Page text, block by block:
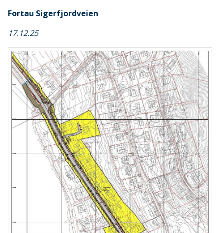
Fortau Sigerfjordveien
17.12.25